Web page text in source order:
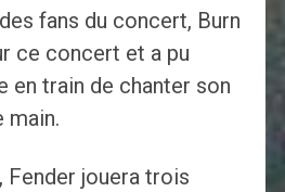
fans du concert, Burn
ce concert et a pu
en train de chanter son
main.
Fender jouera trois